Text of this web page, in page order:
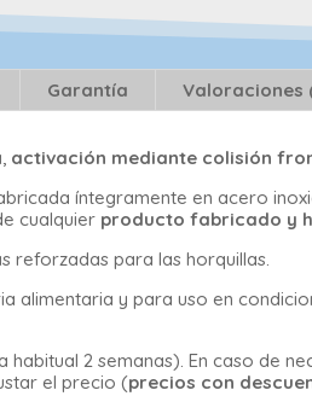
Garantía Valoraciones
activación mediante colisión
íntegramente en acero
cualquier producto fabricado y
reforzadas para las horquillas.
y para uso en
2 semanas). En caso de
el precio (precios con